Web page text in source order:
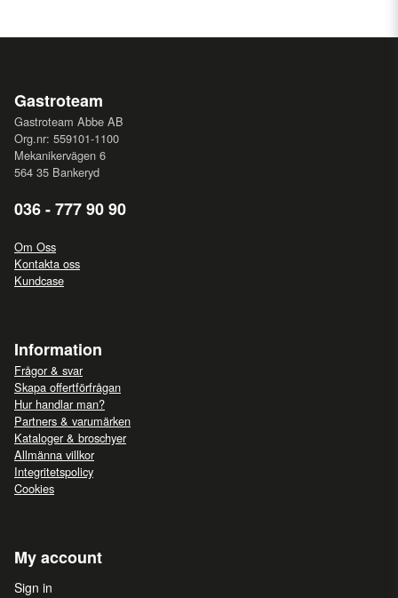
Gastroteam
Gastroteam Abbe AB
Org.nr: 559101-1100
Mekanikervägen 6
564 35 Bankeryd
036 - 777 90 90
Om Oss
Kontakta oss
Kundcase
Information
Frågor & svar
Skapa offertförfrågan
Hur handlar man?
Partners & varumärken
Kataloger & broschyer
Allmänna villkor
Integritetspolicy
Cookies
My account
Sign in